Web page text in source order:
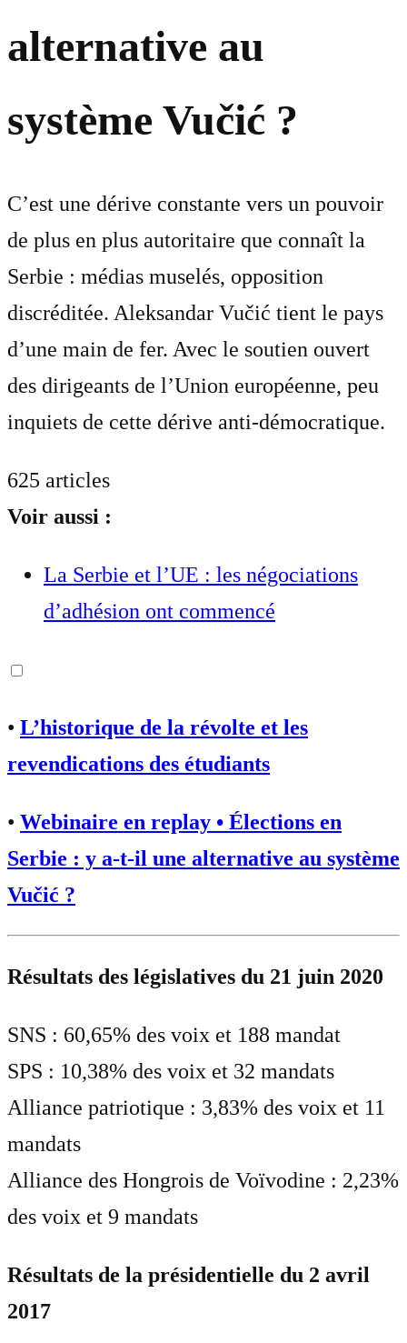
alternative au
système Vučić ?
C’est une dérive constante vers un pouvoir
de plus en plus autoritaire que connaît la
Serbie : médias muselés, opposition
discréditée. Aleksandar Vučić tient le pays
d’une main de fer. Avec le soutien ouvert
des dirigeants de l’Union européenne, peu
inquiets de cette dérive anti-démocratique.
625 articles
Voir aussi :
La Serbie et l’UE : les négociations
d’adhésion ont commencé
• L’historique de la révolte et les
revendications des étudiants
• Webinaire en replay • Élections en
Serbie : y a-t-il une alternative au système
Vučić ?
Résultats des législatives du 21 juin 2020
SNS : 60,65% des voix et 188 mandat
SPS : 10,38% des voix et 32 mandats
Alliance patriotique : 3,83% des voix et 11
mandats
Alliance des Hongrois de Voïvodine : 2,23%
des voix et 9 mandats
Résultats de la présidentielle du 2 avril
2017